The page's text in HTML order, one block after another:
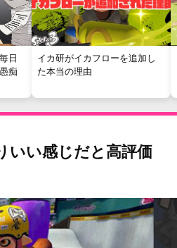
日
痴
イカ研がイカフローを追加し
た本当の理由
いい感じだと高評価